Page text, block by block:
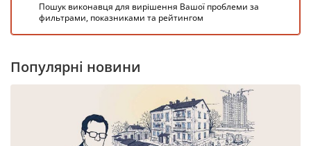
Пошук виконавця для вирішення Вашої проблеми за
фильтрами, показниками та рейтингом
Популярні новини